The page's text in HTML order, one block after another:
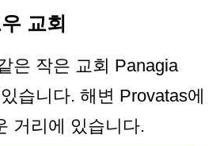
교회
은 작은 교회 Panagia
습니다. 해변 Provatas에
거리에 있습니다.